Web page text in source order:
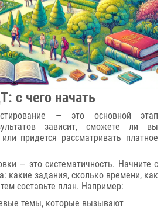
с чего начать
— это основной этап
зависит, сможете ли вы
придется рассматривать платное
— это систематичность. Начните с
какие задания, сколько времени, как
составьте план. Например:
темы, которые вызывают